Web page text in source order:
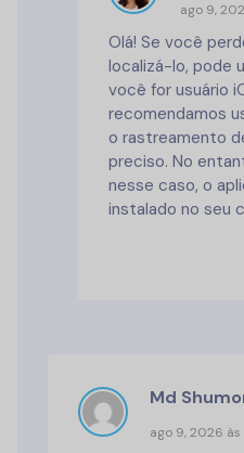
ago 9,
Olá! Se você
localizá-lo, pode
você for usuário
recomendamos
o rastreamento
preciso. No
nesse caso, o
instalado no seu
Md
ago 9, 2026